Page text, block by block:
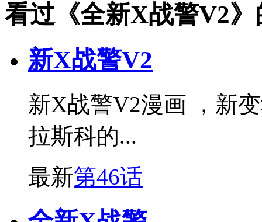
看过《全新X战警V2
新X战警V2
新X战警V2漫画 ，新
拉斯科的...
最新第46话